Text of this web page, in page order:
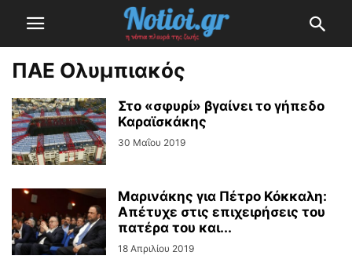
ΠΑΕ Ολυμπιακός
Στο «σφυρί» βγαίνει το γήπεδο
Καραϊσκάκης
30 Μαΐου 2019
Μαρινάκης για Πέτρο Κόκκαλη:
Απέτυχε στις επιχειρήσεις του
πατέρα του και...
18 Απριλίου 2019